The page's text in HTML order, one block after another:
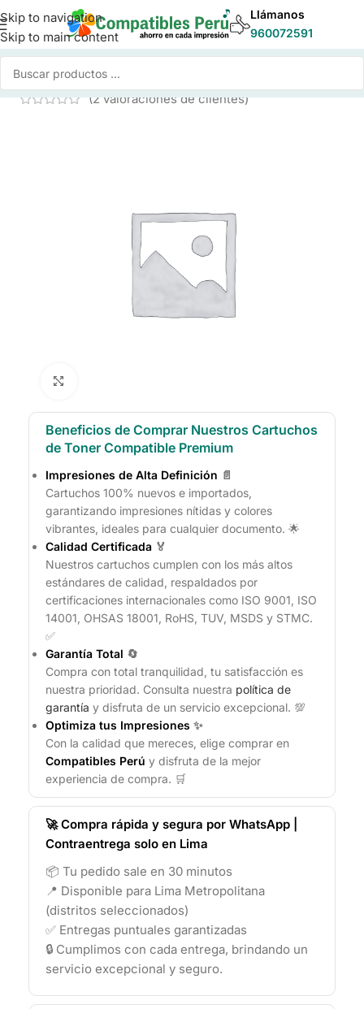
Skip to navigation
Skip to main content
Llámanos
960072591
Inicio/Toner para Impresoras/Toner Compatible Brother
(2valoraciones de clientes)
Beneficios de Comprar Nuestros Cartuchos
de Toner Compatible Premium
Impresiones de Alta Definición 📄
Cartuchos 100% nuevos e importados,
garantizando impresiones nítidas y colores
vibrantes, ideales para cualquier documento. 🌟
Calidad Certificada 🏅
Nuestros cartuchos cumplen con los más altos
estándares de calidad, respaldados por
certificaciones internacionales como ISO 9001, ISO
14001, OHSAS 18001, RoHS, TUV, MSDS y STMC.
✅
Garantía Total 🔄
Compra con total tranquilidad, tu satisfacción es
nuestra prioridad. Consulta nuestra política de
garantía y disfruta de un servicio excepcional. 💯
Optimiza tus Impresiones ✨
Con la calidad que mereces, elige comprar en
Compatibles Perú y disfruta de la mejor
experiencia de compra. 🛒
🚀 Compra rápida y segura por WhatsApp |
Contraentrega solo en Lima
📦 Tu pedido sale en 30 minutos
📍 Disponible para Lima Metropolitana
(distritos seleccionados)
✅ Entregas puntuales garantizadas
🔒 Cumplimos con cada entrega, brindando un
servicio excepcional y seguro.